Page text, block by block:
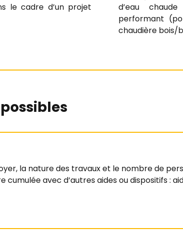
le cadre d’un projet
d’eau
performant
chaudière bois/
la nature des travaux et le nombre de
avec d’autres aides ou dispositifs :